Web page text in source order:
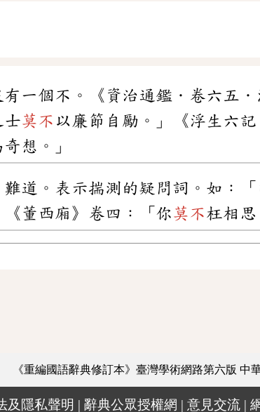
有一個不。《資治通鑑．卷六五
士莫不 以廉節自勵。」《浮生六
想。」
難道。表示揣測的疑問詞。如：
《董西廂》卷四：「你莫不枉相思
《重編國語辭典修訂本》臺灣學術網路第六版 中
及隱私聲明 | 辭典公眾授權網 | 意見交流 |